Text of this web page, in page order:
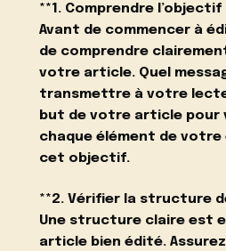
**1. Comprendre l’objectif
Avant de commencer à
de comprendre
votre article. Quel
transmettre à votre
but de votre article pour
chaque élément de
cet objectif.
**2. Vérifier la structure
Une structure claire est
article bien édité.